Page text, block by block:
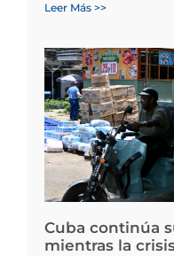
Leer Más >>
Cuba continúa
mientras la